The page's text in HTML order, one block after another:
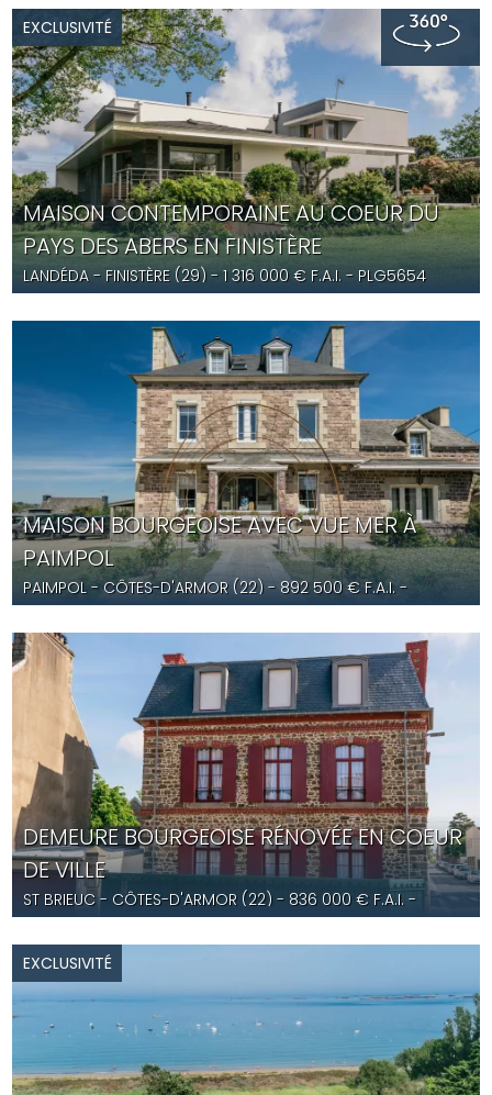
MAISON CONTEMPORAINE AU COEUR DU
PAYS DES ABERS EN FINISTÈRE
LANDÉDA- FINISTÈRE (29) -1 316 000 € F.A.I. - PLG5654
EXCLUSIVITÉ
MAISON BOURGEOISE AVEC VUE MER À
PAIMPOL
PAIMPOL- CÔTES-D'ARMOR (22) -892 500 € F.A.I.-
YD5692
DEMEURE BOURGEOISE RÉNOVÉE EN COEUR
DE VILLE
ST BRIEUC- CÔTES-D'ARMOR (22) - 836 000 € F.A.I. -
YD5650
EXCLUSIVITÉ